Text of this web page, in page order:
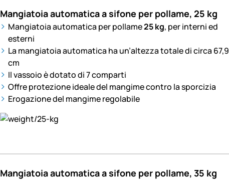
Mangiatoia automatica a sifone per pollame, 25 kg
Mangiatoia automatica per pollame25 kg, per interni ed
esterni
La mangiatoia automatica ha un’altezza totale di circa 67,9
cm
Il vassoio è dotato di 7 comparti
Offre protezione ideale del mangime contro la sporcizia
Erogazione del mangime regolabile
Mangiatoia automatica a sifone per pollame, 35 kg